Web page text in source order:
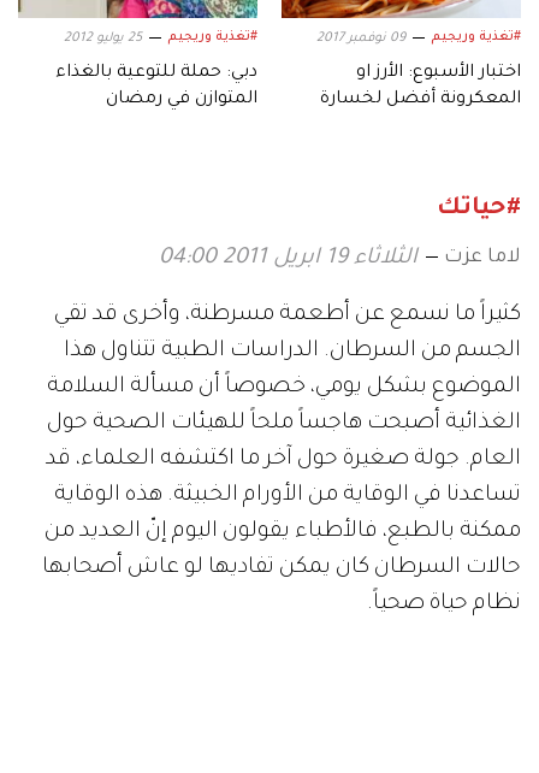
#تغذية وريجيم 09 نوفمبر 2017
اختبار الأسبوع: الأرز او
المعكرونة أفضل لخسارة
#تغذية وريجيم 25 يوليو 2012
دبي: حملة للتوعية بالغذاء
المتوازن في رمضان
#حياتك
لاما عزت الثلاثاء 19 ابريل 2011 04:00
كثيراً ما نسمع عن أطعمة مسرطنة، وأخرى قد تقي
الجسم من السرطان. الدراسات الطبية تتناول هذا
الموضوع بشكل يومي، خصوصاً أن مسألة السلامة
الغذائية أصبحت هاجساً ملحاً للهيئات الصحية حول
العام. جولة صغيرة حول آخر ما اكتشفه العلماء، قد
تساعدنا في الوقاية من الأورام الخبيثة. هذه الوقاية
ممكنة بالطبع، فالأطباء يقولون اليوم إنّ العديد من
حالات السرطان كان يمكن تفاديها لو عاش أصحابها
نظام حياة صحياً.